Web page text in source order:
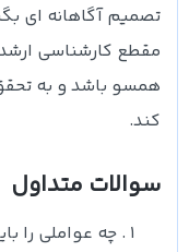
تصمیم آگاهانه ای
مقطع کارشناسی
همسو باشد و به
کند.
سوالات متداول
چه عواملی را